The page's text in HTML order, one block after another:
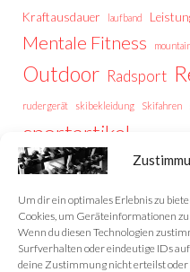
Um dir ein optimales Erlebnis zu
Cookies, um Geräteinformationen
Wenn du diesen Technologien
Surfverhalten oder eindeutige IDs
deine Zustimmung nicht erteilst
Kraftausdauer
laufband
Mentale Fitness
Outdoor Radsport
rudergerät skibekleidung Skifahren
sportartikel
Trainingssteuerung